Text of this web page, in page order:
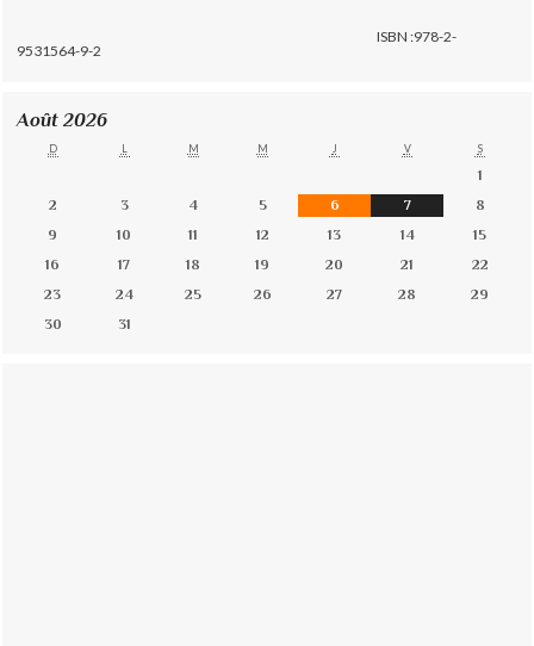
ISBN :978-2-
9531564-9-2
Août 2026
D L M M J V S
1
2
3 4 5 6 7
8
9
10 11 12 13 14
15
16
17 18 19 20 21
22
23
24 25 26 27 28
29
30
31